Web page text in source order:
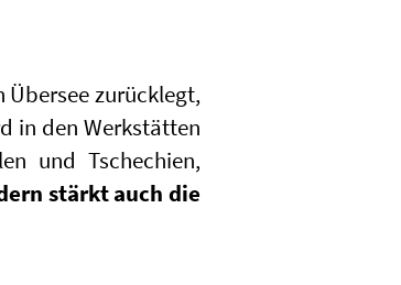
Übersee zurücklegt,
in den Werkstätten
und Tschechien,
stärkt auch die